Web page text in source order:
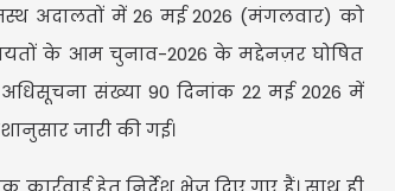
अदालतों में 26 मई 2026 (मंगलवार) को
के आम चुनाव-2026 के मद्देनज़र घोषित
संख्या 90 दिनांक 22 मई 2026 में
जारी की गई।